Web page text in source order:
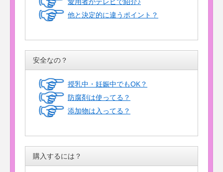
他と決定的に違うポイント？
安全なの？
授乳中・妊娠中でもOK？
防腐剤は使ってる？
添加物は入ってる？
購入するには？